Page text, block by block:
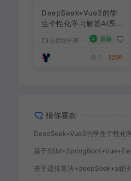
DeepSeek+Vue3的学
生个性化学习解答AI系
前后端分离 # 最新
5 329R
猜你喜欢
DeepSeek+Vue3的学生个性化
基于遗传算法+deepSeek+ai的